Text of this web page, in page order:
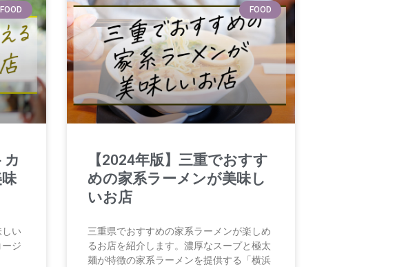
FOOD
カ
い
ジ
FOOD
【2024年版】三重でおすす
めの家系ラーメンが美味し
いお店
三重県でおすすめの家系ラーメンが楽しめ
るお店を紹介します。濃厚なスープと極太
麺が特徴の家系ラーメンを提供する「横浜